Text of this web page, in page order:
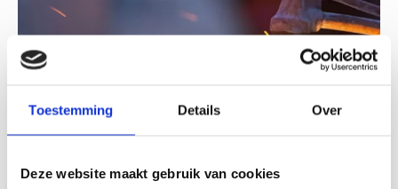
Toestemming Details Over
Deze website maakt gebruik van cookies
30-06-26